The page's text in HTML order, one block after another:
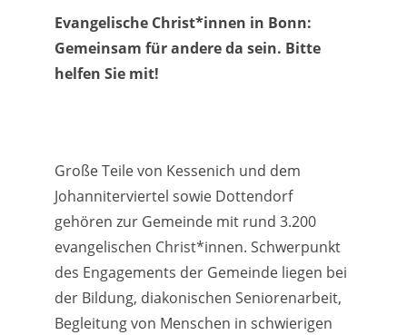
Evangelische Christ*innen in Bonn:
Gemeinsam für andere da sein. Bitte
helfen Sie mit!
Große Teile von Kessenich und dem
Johanniterviertel sowie Dottendorf
gehören zur Gemeinde mit rund 3.200
evangelischen Christ*innen. Schwerpunkt
des Engagements der Gemeinde liegen bei
der Bildung, diakonischen Seniorenarbeit,
Begleitung von Menschen in schwierigen